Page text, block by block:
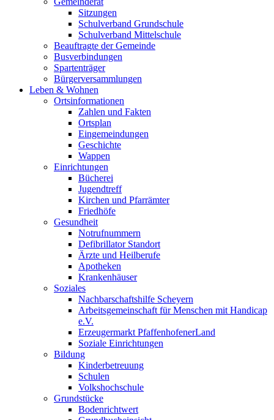
Sitzungen
Schulverband Grundschule
Schulverband Mittelschule
Beauftragte der Gemeinde
Busverbindungen
Spartenträger
Bürgerversammlungen
Leben & Wohnen
Ortsinformationen
Zahlen und Fakten
Ortsplan
Eingemeindungen
Geschichte
Wappen
Einrichtungen
Bücherei
Jugendtreff
Kirchen und Pfarrämter
Friedhöfe
Gesundheit
Notrufnummern
Defibrillator Standort
Ärzte und Heilberufe
Apotheken
Krankenhäuser
Soziales
Nachbarschaftshilfe Scheyern
Arbeitsgemeinschaft für Menschen mit Handicap
e.V.
Erzeugermarkt PfaffenhofenerLand
Soziale Einrichtungen
Bildung
Kinderbetreuung
Schulen
Volkshochschule
Grundstücke
Bodenrichtwert